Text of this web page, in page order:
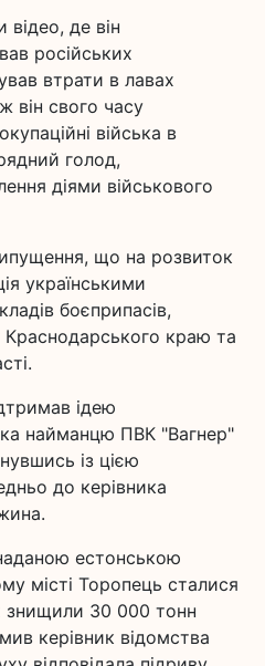
відео, де він
російських
втрати в лавах
він свого часу
війська в
голод,
діями військового
що на розвиток
українськими
боєприпасів,
краю та
ідею
найманцю ПВК "Вагнер"
із цією
до керівника
естонською
місті Торопець сталися
знищили 30 000 тонн
керівник відомства